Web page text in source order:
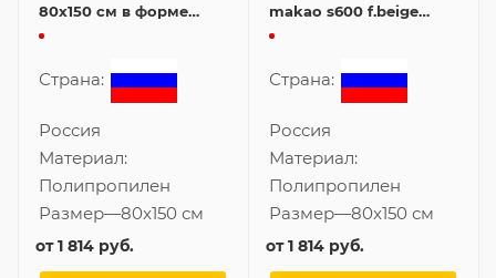
80x150 см в форме
овала
Страна:
Россия
Материал:
Полипропилен
Размер—80x150 см
от1 814 руб.
makao s600 f.beige
80x150 см
Страна:
Россия
Материал:
Полипропилен
Размер—80x150 см
от1 814 руб.